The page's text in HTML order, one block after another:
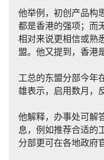
他举例，初创产品构
都是香港的强项；而
相对来说更相信或熟
盟。他又提到，香港
工总的东盟分部今年
雄表示，启用数月，
他解释，办事处可解
息，例如推荐合适的
分部更可在各地政府